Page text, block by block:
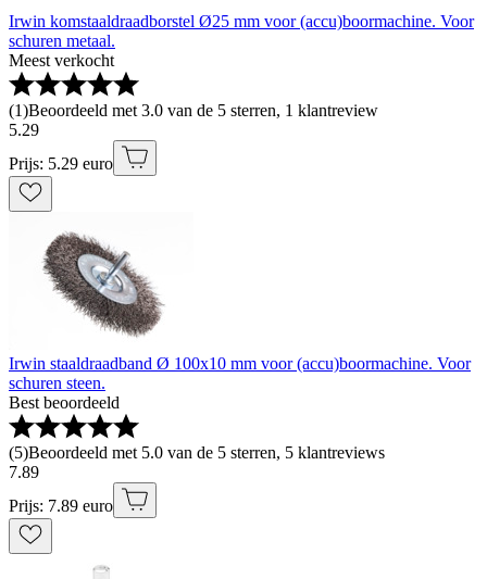
Irwin komstaaldraadborstel Ø25 mm voor (accu)boormachine. Voor
schuren metaal.
Meest verkocht
(1)Beoordeeld met 3.0 van de 5 sterren, 1 klantreview
5.29
Prijs: 5.29 euro
Irwin staaldraadband Ø 100x10 mm voor (accu)boormachine. Voor
schuren steen.
Best beoordeeld
(5)Beoordeeld met 5.0 van de 5 sterren, 5 klantreviews
7.89
Prijs: 7.89 euro